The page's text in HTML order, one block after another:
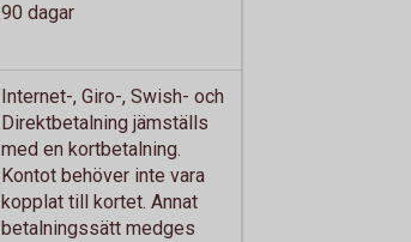
90 dagar
Internet-, Giro-, Swish- och
Direktbetalning jämställs
med en kortbetalning.
Kontot behöver inte vara
kopplat till kortet. Annat
betalningssätt medges